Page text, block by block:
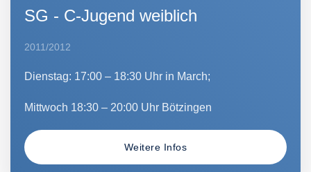
SG - C-Jugend weiblich
2011/2012
Dienstag: 17:00 – 18:30 Uhr in March;
Mittwoch 18:30 – 20:00 Uhr Bötzingen
Weitere Infos